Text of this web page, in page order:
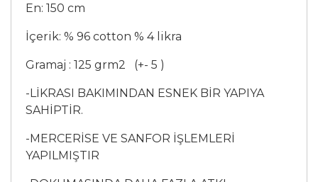
En: 150 cm
İçerik: % 96 cotton % 4 likra
Gramaj : 125 grm2 (+- 5 )
-LİKRASI BAKIMINDAN ESNEK BİR YAPIYA
SAHİPTİR.
-MERCERİSE VE SANFOR İŞLEMLERİ
YAPILMIŞTIR